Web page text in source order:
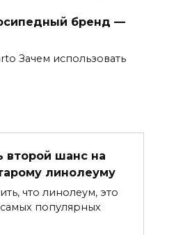
бренд —
Зачем использовать
второй шанс на
линолеуму
что линолеум, это
популярных